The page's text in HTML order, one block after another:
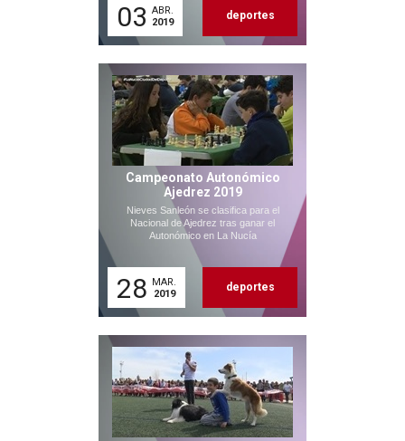
03 ABR.
2019
deportes
Campeonato Autonómico
Ajedrez 2019
Nieves Sanleón se clasifica para el
Nacional de Ajedrez tras ganar el
Autonómico en La Nucía
28 MAR.
2019
deportes